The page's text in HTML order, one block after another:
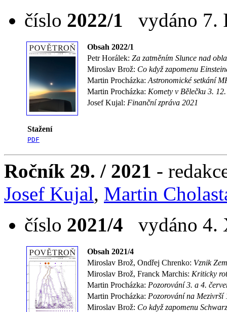
číslo 2022/1 vydáno 7.
Stažení
PDF
Obsah 2022/1
Petr Horálek: Za zatměním Slunce nad
Miroslav Brož: Co když zapomenu
Martin Procházka: Astronomické setkání
Martin Procházka: Komety v Bělečku 3.
Josef Kujal: Finanční zpráva 2021
Ročník 29. / 2021 -
Josef Kujal, Martin
číslo 2021/4 vydáno 4.
Obsah 2021/4
Miroslav Brož, Ondřej Chrenko: Vznik
Miroslav Brož, Franck Marchis: Kriticky
Martin Procházka: Pozorování 3. a 4.
Martin Procházka: Pozorování na Mezivrší
Miroslav Brož: Co když zapomenu